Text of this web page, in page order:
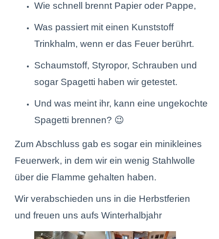
Wie schnell brennt Papier oder Pappe,
Was passiert mit einen Kunststoff
Trinkhalm, wenn er das Feuer berührt.
Schaumstoff, Styropor, Schrauben und
sogar Spagetti haben wir getestet.
Und was meint ihr, kann eine ungekochte
Spagetti brennen? 😉
Zum Abschluss gab es sogar ein minikleines
Feuerwerk, in dem wir ein wenig Stahlwolle
über die Flamme gehalten haben.
Wir verabschieden uns in die Herbstferien
und freuen uns aufs Winterhalbjahr